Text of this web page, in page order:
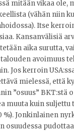
mitään vikaa ole,
(vähän niin
Itse
Kansanvälisiä
aika surutta,
avoimuus
Jos kerroin
mielessä, että
”osuus” BKT:stä
muuta kuin suljettu
%). Jonkinlainen
osuudessa